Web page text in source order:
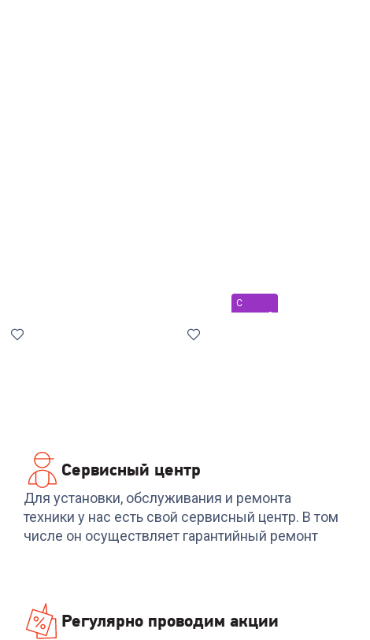
Код: 7089932
Пылесос VIOMI
Cordless Vacuum
cleaner A11
С
уценкой
Пылесос XIAOMI
Vacuum S10+
!!!)
Сервисный центр
Для установки, обслуживания и ремонта
техники у нас есть свой сервисный центр. В том
числе он осуществляет гарантийный ремонт
Регулярно проводим акции